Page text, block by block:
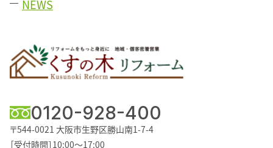
0120-928-400
〒544-0021 大阪市生野区勝山南1-7-4
［受付時間］10:00～17:00
NEWS